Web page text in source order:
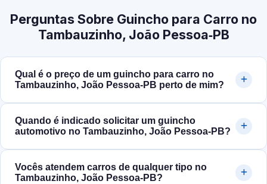
Perguntas Sobre Guincho para Carro no
Tambauzinho, João Pessoa‑PB
Qual é o preço de um guincho para carro no
Tambauzinho, João Pessoa‑PB perto de mim?
Quando é indicado solicitar um guincho
automotivo no Tambauzinho, João Pessoa‑PB?
Vocês atendem carros de qualquer tipo no
Tambauzinho, João Pessoa‑PB?